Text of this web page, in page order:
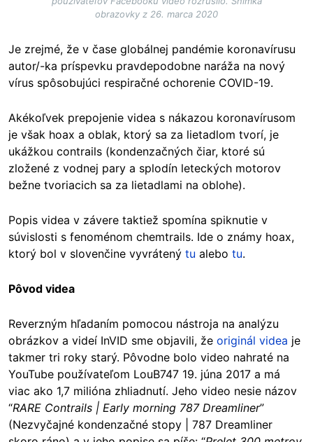
obrazovky z 26. marca 2020
Je zrejmé, že v čase globálnej pandémie koronavírusu
autor/-ka príspevku pravdepodobne naráža na nový
vírus spôsobujúci respiračné ochorenie COVID-19.
Akékoľvek prepojenie videa s nákazou koronavírusom
je však hoax a oblak, ktorý sa za lietadlom tvorí, je
ukážkou contrails (kondenzačných čiar, ktoré sú
zložené z vodnej pary a splodín leteckých motorov
bežne tvoriacich sa za lietadlami na oblohe).
Popis videa v závere taktiež spomína spiknutie v
súvislosti s fenoménom chemtrails. Ide o známy hoax,
ktorý bol v slovenčine vyvrátený tu alebo tu.
Pôvod videa
Reverzným hľadaním pomocou nástroja na analýzu
obrázkov a videí InVID sme objavili, že originál videa je
takmer tri roky starý. Pôvodne bolo video nahraté na
YouTube používateľom LouB747 19. júna 2017 a má
viac ako 1,7 milióna zhliadnutí. Jeho video nesie názov
“RARE Contrails | Early morning 787 Dreamliner”
(Nezvyčajné kondenzačné stopy | 787 Dreamliner